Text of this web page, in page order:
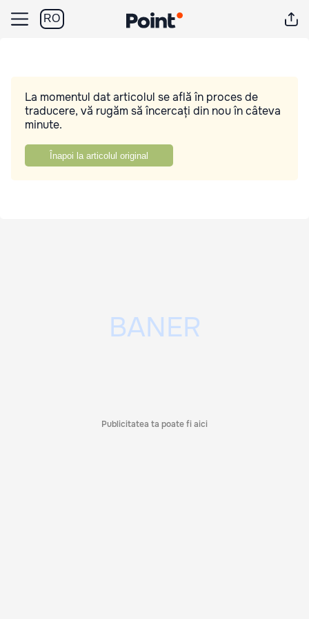
RO
La momentul dat articolul se află în proces de
traducere, vă rugăm să încercați din nou în câteva
minute.
Înapoi la articolul original
Publicitatea ta poate fi aici